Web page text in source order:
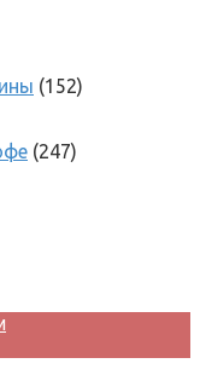
(152)
(247)